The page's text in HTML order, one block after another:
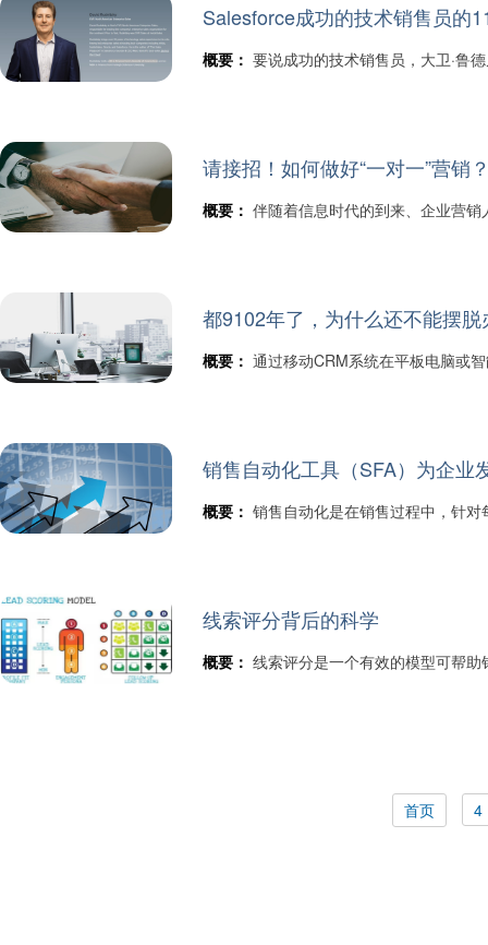
Salesforce成功的技术销售员的
概要： 要说成功的技术销售员，大卫·鲁
请接招！如何做好“一对一”营销
概要： 伴随着信息时代的到来、企业营
都9102年了，为什么还不能摆
概要： 通过移动CRM系统在平板电脑或
销售自动化工具（SFA）为企业
概要： 销售自动化是在销售过程中，针
线索评分背后的科学
概要： 线索评分是一个有效的模型可帮
首页 4